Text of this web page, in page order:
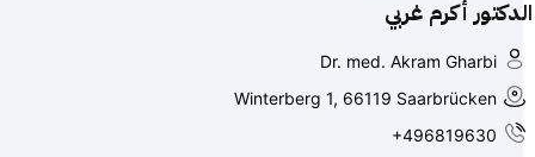
الدكتور أكرم غربي
Dr. med. Akram Gharbi
Winterberg 1, 66119 Saarbrücken
+496819630